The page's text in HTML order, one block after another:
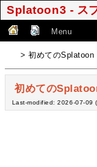
Splatoon3 - ス
Menu
> 初めてのSplatoon
初めての
Last-modified: 2026-07-09